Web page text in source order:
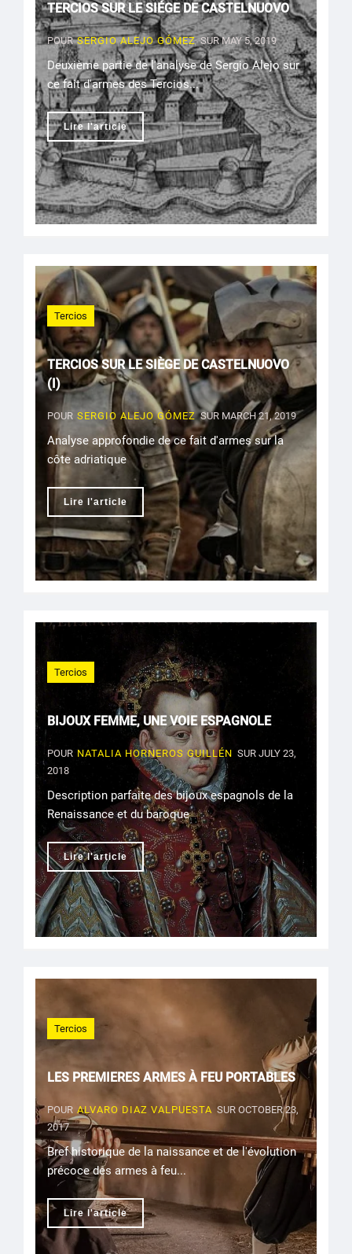
TERCIOS SUR LE SIÉGE DE CASTELNUOVO
POUR SERGIO ALEJO GÓMEZSUR MAY 5, 2019
Deuxième partie de l'analyse de Sergio Alejo sur
ce fait d'armes des Tercios...
Lire l'article
Tercios
TERCIOS SUR LE SIÈGE DE CASTELNUOVO
(I)
POUR SERGIO ALEJO GÓMEZSUR MARCH 21, 2019
Analyse approfondie de ce fait d'armes sur la
côte adriatique
Lire l'article
Tercios
BIJOUX FEMME, UNE VOIE ESPAGNOLE
POUR NATALIA HORNEROS GUILLÉN SUR JULY 23,
2018
Description parfaite des bijoux espagnols de la
Renaissance et du baroque
Lire l'article
Tercios
LES PREMIERES ARMES À FEU PORTABLES
POUR ALVARO DIAZ VALPUESTA SUR OCTOBER 23,
2017
Bref historique de la naissance et de l'évolution
précoce des armes à feu...
Lire l'article